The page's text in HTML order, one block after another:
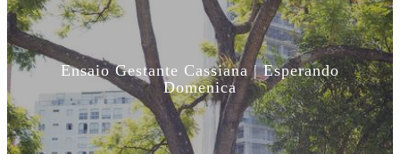
Ensaio Gestante Cassiana | Esperando
Domenica